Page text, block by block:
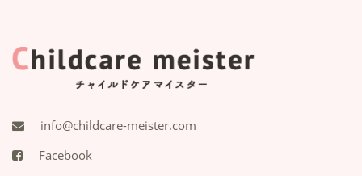
info@childcare-meister.com
Facebook